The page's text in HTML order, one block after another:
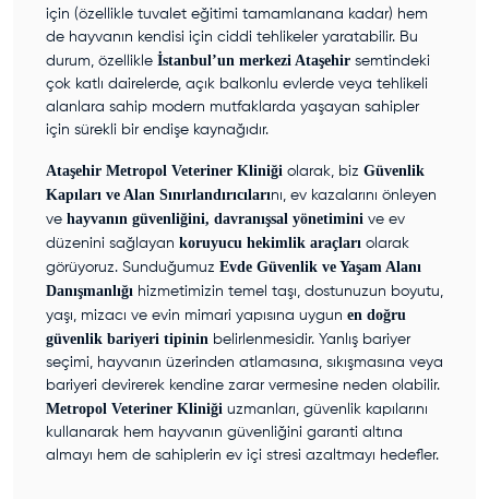
için (özellikle tuvalet eğitimi tamamlanana kadar) hem
de hayvanın kendisi için ciddi tehlikeler yaratabilir. Bu
durum, özellikle İstanbul’un merkezi Ataşehir semtindeki
çok katlı dairelerde, açık balkonlu evlerde veya tehlikeli
alanlara sahip modern mutfaklarda yaşayan sahipler
için sürekli bir endişe kaynağıdır.
Ataşehir Metropol Veteriner Kliniği olarak, biz Güvenlik
Kapıları ve Alan Sınırlandırıcılarını, ev kazalarını önleyen
ve hayvanın güvenliğini, davranışsal yönetimini ve ev
düzenini sağlayan koruyucu hekimlik araçları olarak
görüyoruz. Sunduğumuz Evde Güvenlik ve Yaşam Alanı
Danışmanlığı hizmetimizin temel taşı, dostunuzun boyutu,
yaşı, mizacı ve evin mimari yapısına uygun en doğru
güvenlik bariyeri tipinin belirlenmesidir. Yanlış bariyer
seçimi, hayvanın üzerinden atlamasına, sıkışmasına veya
bariyeri devirerek kendine zarar vermesine neden olabilir.
Metropol Veteriner Kliniği uzmanları, güvenlik kapılarını
kullanarak hem hayvanın güvenliğini garanti altına
almayı hem de sahiplerin ev içi stresi azaltmayı hedefler.